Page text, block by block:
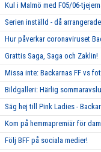
Kul i Malmö med F05/06-
Serien inställd - då
Hur påverkar coronaviruset
Grattis Saga, Saga och Zaklin!
Missa inte: Backarnas FF vs
Bildgalleri: Härlig
Säg hej till Pink Ladies -
Kom på hemmapremiär för
Följ BFF på sociala medier!